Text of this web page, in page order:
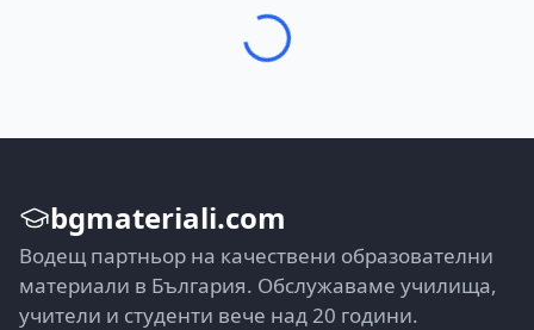
bgmateriali.com
Водещ партньор на качествени образователни
материали в България. Обслужаваме училища,
учители и студенти вече над 20 години.